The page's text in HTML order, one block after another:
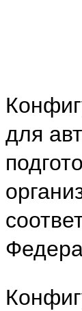
для